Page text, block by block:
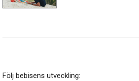
Följ bebisens utveckling: